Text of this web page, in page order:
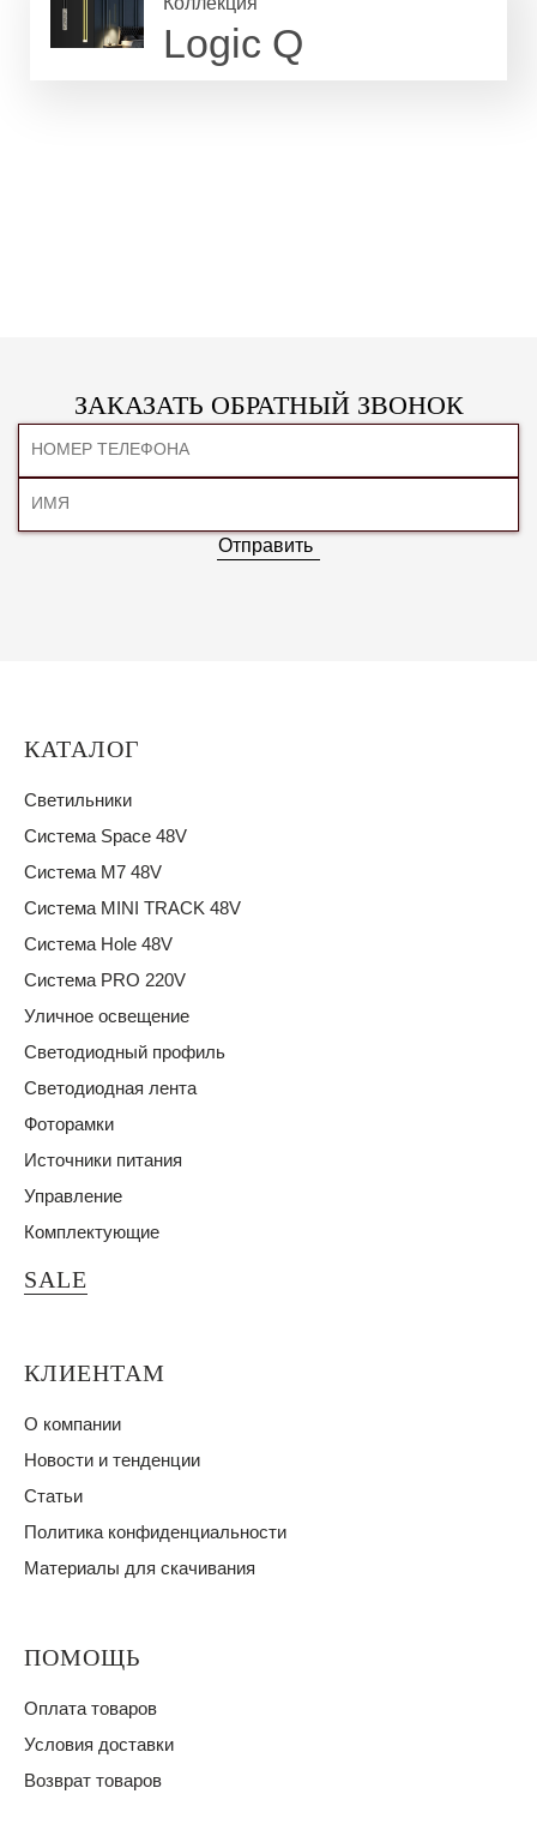
Logic Q
ЗАКАЗАТЬ ОБРАТНЫЙ ЗВОНОК
Отправить
КАТАЛОГ
Светильники
Система Space 48V
Система M7 48V
Система MINI TRACK 48V
Система Hole 48V
Система PRO 220V
Уличное освещение
Светодиодный профиль
Светодиодная лента
Фоторамки
Источники питания
Управление
Комплектующие
SALE
КЛИЕНТАМ
О компании
Новости и тенденции
Статьи
Политика конфиденциальности
Материалы для скачивания
ПОМОЩЬ
Оплата товаров
Условия доставки
Возврат товаров